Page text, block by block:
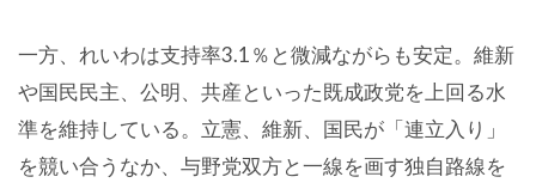
一方、れいわは支持率3.1％と微減ながらも安定。維新
や国民民主、公明、共産といった既成政党を上回る水
準を維持している。立憲、維新、国民が「連立入り」
を競い合うなか、与野党双方と一線を画す独自路線を